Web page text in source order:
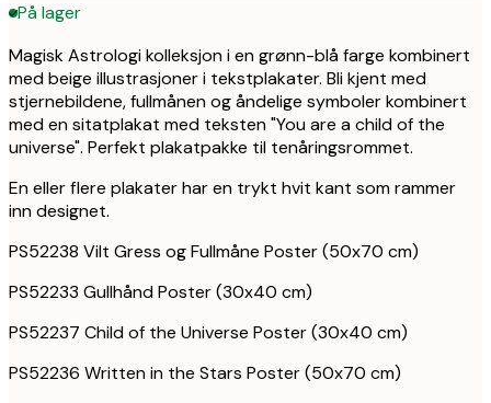
På lager
Magisk Astrologi kolleksjon i en grønn-blå farge kombinert
med beige illustrasjoner i tekstplakater. Bli kjent med
stjernebildene, fullmånen og åndelige symboler kombinert
med en sitatplakat med teksten "You are a child of the
universe". Perfekt plakatpakke til tenåringsrommet.
En eller flere plakater har en trykt hvit kant som rammer
inn designet.
PS52238 Vilt Gress og Fullmåne Poster (50x70 cm)
PS52233 Gullhånd Poster (30x40 cm)
PS52237 Child of the Universe Poster (30x40 cm)
PS52236 Written in the Stars Poster (50x70 cm)